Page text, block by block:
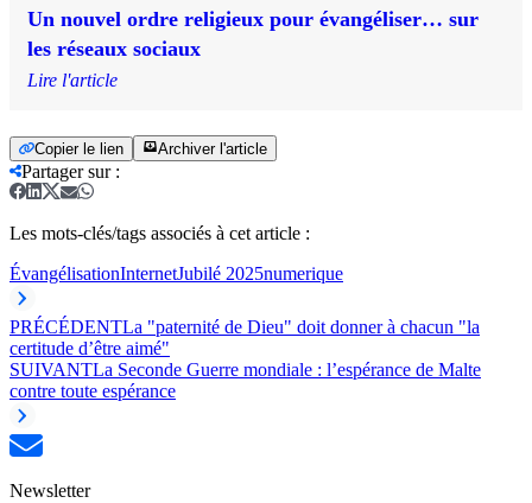
Un nouvel ordre religieux pour évangéliser… sur
les réseaux sociaux
Lire l'article
Copier le lien Archiver l'article
Partager sur:
Les mots-clés/tags associés à cet article :
ÉvangélisationInternetJubilé 2025numerique
PRÉCÉDENTLa "paternité de Dieu" doit donner à chacun "la
certitude d’être aimé"
SUIVANTLa Seconde Guerre mondiale : l’espérance de Malte
contre toute espérance
Newsletter